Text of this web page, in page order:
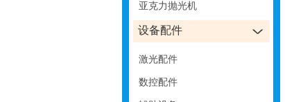
亚克力抛光机
设备配件
激光配件
数控配件